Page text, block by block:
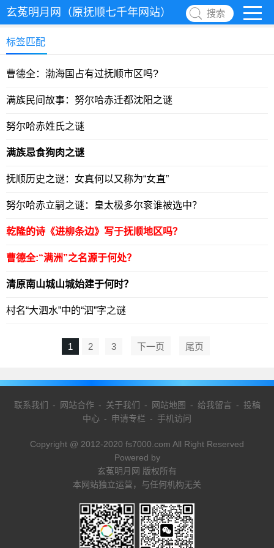
玄菟明月网（原抚顺七千年网站） 搜索
标签匹配
曹德全：渤海国占有过抚顺市区吗?
满族民间故事：努尔哈赤迁都沈阳之谜
努尔哈赤姓氏之谜
满族忌食狗肉之谜
抚顺历史之谜：女真何以又称为“女直”
努尔哈赤立嗣之谜：皇太极多尔衮谁被选中？
乾隆的诗《进柳条边》写于抚顺地区吗？
曹德全:“满洲”之名源于何处？
清原南山城山城始建于何时？
村名“大泗水”中的“泗”字之谜
1 2 3 下一页 尾页
联系我们 - 网站合作- 关于我们 - 网站地图 - 给我留言 - 投稿
中心 - 申请专栏 - 手机访问
Copyright @ 2012-2020 fs7000.com All Right Reserved
Powered by
玄菟明月网 版权所有
本网站独立运营，与任何机构无关